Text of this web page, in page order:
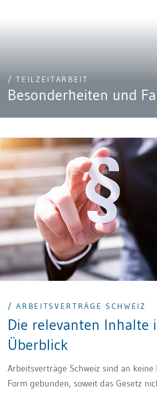
/ TEILZEITARBEIT
Besonderheiten und
/ ARBEITSVERTRÄGE SCHWEIZ
Die relevanten Inhalte
Überblick
Arbeitsverträge Schweiz sind an keine
Form gebunden, soweit das Gesetz